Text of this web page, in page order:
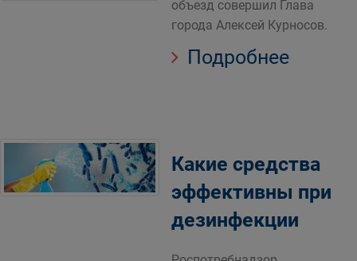
объезд совершил Глава
города Алексей Курносов.
Подробнее
Какие средства
эффективны при
дезинфекции